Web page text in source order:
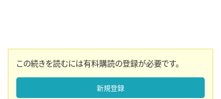
この続きを読むには有料購読の登録が必要です。
新規登録